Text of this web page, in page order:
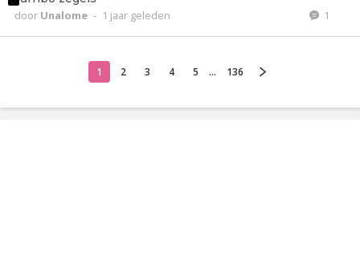
door Unalome - 1 jaar geleden 1
1 2 3 4 5 ... 136